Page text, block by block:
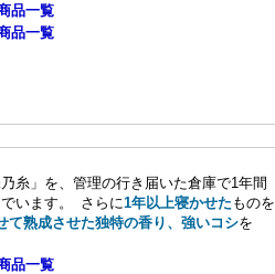
品一覧
品一覧
糸」を、管理の行き届いた倉庫で1年間
います。 さらに1年以上寝かせた ものを
て熟成させた独特の香り、強いコシを
品一覧